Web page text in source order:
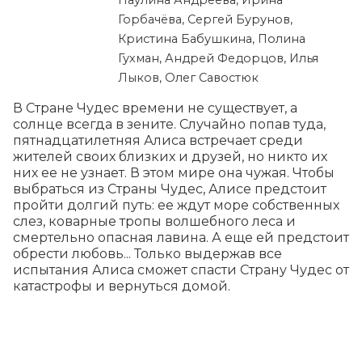
Горбачёва, Сергей Бурунов,
Кристина Бабушкина, Полина
Гухман, Андрей Федорцов, Илья
Лыков, Олег Савостюк
В Стране Чудес времени не существует, а
солнце всегда в зените. Случайно попав туда,
пятнадцатилетняя Алиса встречает среди
жителей своих близких и друзей, но никто их
них ее не узнает. В этом мире она чужая. Чтобы
выбраться из Страны Чудес, Алисе предстоит
пройти долгий путь: ее ждут море собственных
слез, коварные тропы волшебного леса и
смертельно опасная лавина. А еще ей предстоит
обрести любовь... Только выдержав все
испытания Алиса сможет спасти Страну Чудес от
катастрофы и вернуться домой.